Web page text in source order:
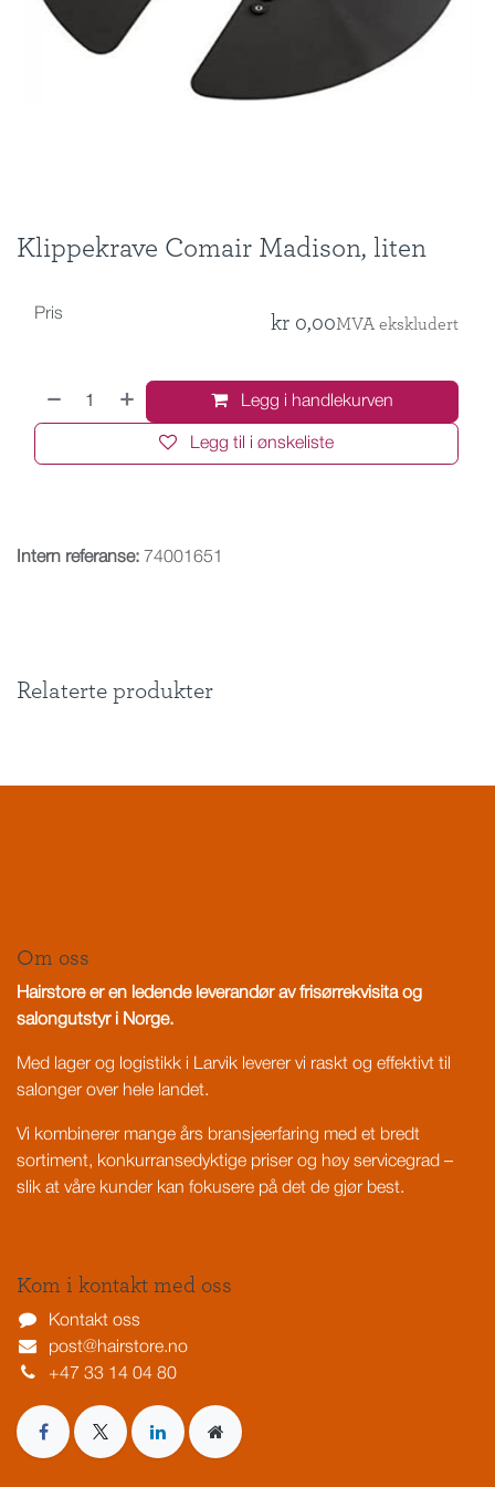
Klippekrave Comair Madison, liten
Legg i handlekurven
Legg til i ønskeliste
Pris kr 0,00MVA ekskludert
Intern referanse: 74001651
Relaterte produkter
Om oss
Hairstore er en ledende leverandør av frisørrekvisita og
salongutstyr i Norge.
Med lager og logistikk i Larvik leverer vi raskt og effektivt til
salonger over hele landet.
Vi kombinerer mange års bransjeerfaring med et bredt
sortiment, konkurransedyktige priser og høy servicegrad –
slik at våre kunder kan fokusere på det de gjør best.
Kom i kontakt med oss
Kontakt oss
post@hairstore.no
+47 33 14 04 80